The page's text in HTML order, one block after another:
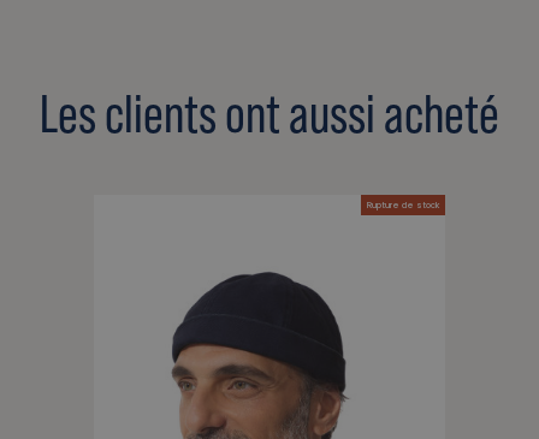
Les clients ont aussi acheté
Rupture de stock